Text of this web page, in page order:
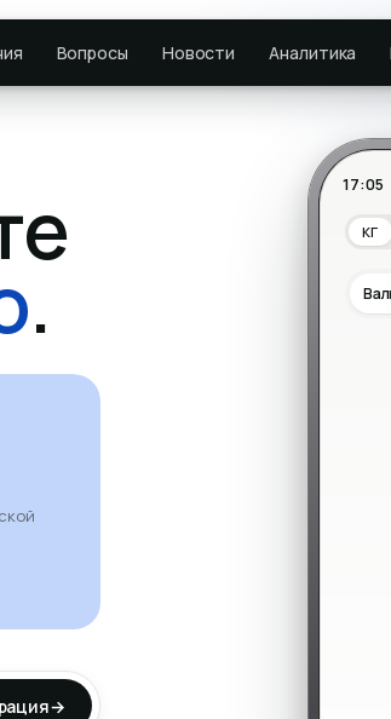
Вопросы Новости Аналитика
.
→
17:05
КГ